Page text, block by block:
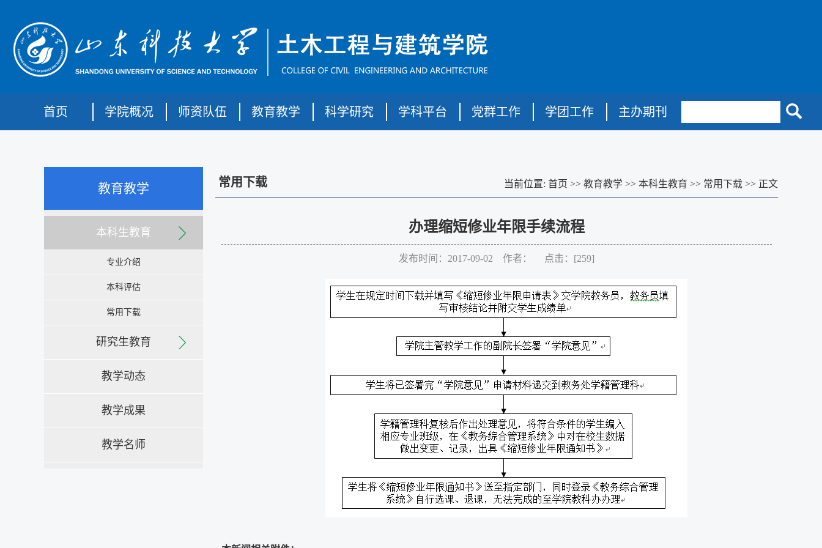
首页 学院概况 师资队伍 教育教学 科学研究 学科平台 党群工作 学团工作 主办期刊
教育教学
本科生教育
专业介绍
本科评估
常用下载
研究生教育
教学动态
教学成果
教学名师
常用下载 当前位置: 首页 >> 教育教学 >> 本科生教育 >> 常用下载 >> 正文
办理缩短修业年限手续流程
发布时间：2017-09-02 作者： 点击：[259]